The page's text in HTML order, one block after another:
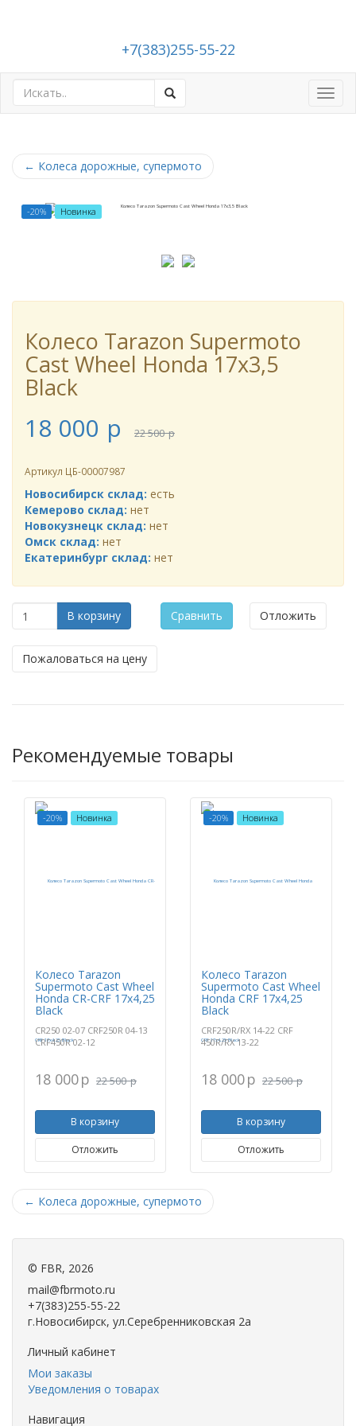
+7(383)255-55-22
← Колеса дорожные, супермото
-20% Новинка
Колесо Tarazon Supermoto
Cast Wheel Honda 17x3,5
Black
18 000 p 22 500 p
Артикул ЦБ-00007987
Новосибирск склад: есть
Кемерово склад: нет
Новокузнецк склад: нет
Омск склад: нет
Екатеринбург склад: нет
В корзину Сравнить Отложить
Пожаловаться на цену
Рекомендуемые товары
-20% Новинка
Колесо Tarazon
Supermoto Cast Wheel
Honda CR-CRF 17x4,25
Black
CR250 02-07 CRF250R 04-13
CRF450R 02-12
18 000p 22 500 p
В корзину
Отложить
-20% Новинка
Колесо Tarazon
Supermoto Cast Wheel
Honda CRF 17x4,25
Black
CRF250R/RX 14-22 CRF
450R/RX 13-22
18 000p 22 500 p
В корзину
Отложить
← Колеса дорожные, супермото
© FBR, 2026
mail@fbrmoto.ru
+7(383)255-55-22
г.Новосибирск, ул.Серебренниковская 2а
Личный кабинет
Мои заказы
Уведомления о товарах
Навигация